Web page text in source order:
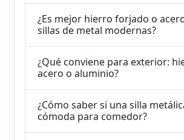
¿Es mejor hierro forjado o
sillas de metal modernas?
¿Qué conviene para exterior:
acero o aluminio?
¿Cómo saber si una silla
cómoda para comedor?